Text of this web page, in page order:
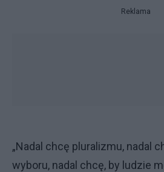
Reklama
„Nadal chcę pluralizmu, nadal
wyboru, nadal chcę, by ludzie